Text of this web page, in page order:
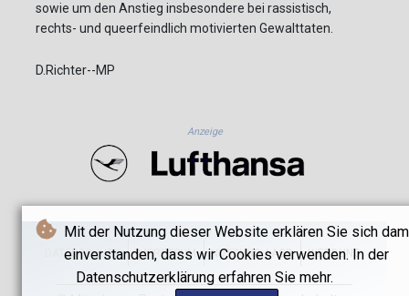
Mit der Nutzung dieser Website erklären Sie sich
einverstanden, dass wir Cookies verwenden. In der
Datenschutzerklärung erfahren Sie mehr.
sowie um den Anstieg insbesondere bei rassistisch,
rechts- und queerfeindlich motivierten Gewalttaten.
D.Richter--MP
Anzeige
DATENSCHUTZ IMPRESSUM NUTZUNG / AGB WERBUNG